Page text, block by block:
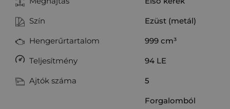
Szín Ezüst (metál)
Hengerűrtartalom 999cm³
Teljesítmény 94 LE
Ajtók száma 5
Forgalomból